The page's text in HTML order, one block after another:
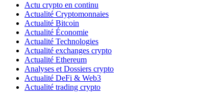
Actu crypto en continu
Actualité Cryptomonnaies
Actualité Bitcoin
Actualité Économie
Actualité Technologies
Actualité exchanges crypto
Actualité Ethereum
Analyses et Dossiers crypto
Actualité DeFi & Web3
Actualité trading crypto